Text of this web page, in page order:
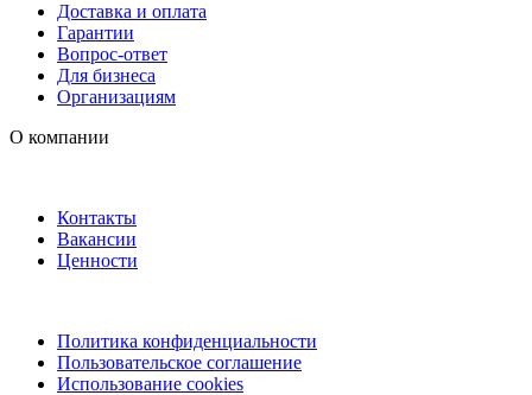
Доставка и оплата
Гарантии
Вопрос-ответ
Для бизнеса
Организациям
О компании
Контакты
Вакансии
Ценности
Политика конфиденциальности
Пользовательское соглашение
Использование cookies